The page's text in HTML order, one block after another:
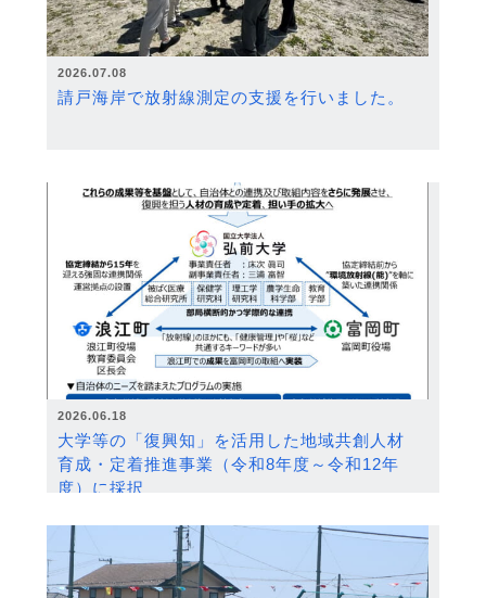
2026.07.08
請戸海岸で放射線測定の支援を行いました。
2026.06.18
大学等の「復興知」を活用した地域共創人材
育成・定着推進事業（令和8年度～令和12年
度）に採択